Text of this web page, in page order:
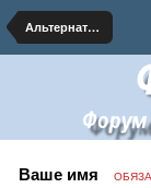
Альтернативная Астрономия и Космогония
Ваше имя